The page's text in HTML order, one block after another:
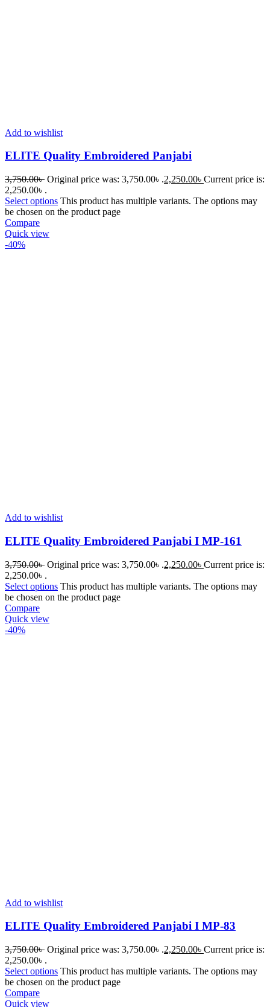
Add to wishlist
ELITE Quality Embroidered Panjabi
3,750.00৳ Original price was: 3,750.00৳ .2,250.00৳ Current price is:
2,250.00৳ .
Select options This product has multiple variants. The options may
be chosen on the product page
Compare
Quick view
-40%
Add to wishlist
ELITE Quality Embroidered Panjabi I MP-161
3,750.00৳ Original price was: 3,750.00৳ .2,250.00৳ Current price is:
2,250.00৳ .
Select options This product has multiple variants. The options may
be chosen on the product page
Compare
Quick view
-40%
Add to wishlist
ELITE Quality Embroidered Panjabi I MP-83
3,750.00৳ Original price was: 3,750.00৳ .2,250.00৳ Current price is:
2,250.00৳ .
Select options This product has multiple variants. The options may
be chosen on the product page
Compare
Quick view